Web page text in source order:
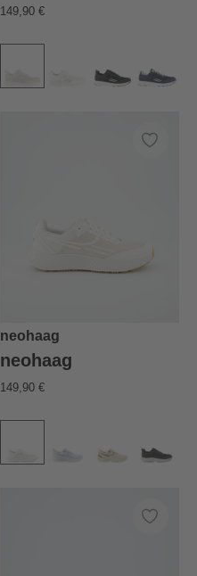
149,90 €
neohaag
neohaag
149,90 €